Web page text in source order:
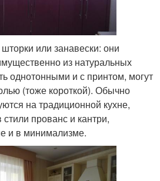
или занавески: они
из натуральных
однотонными и с принтом, могут
(тоже короткой). Обычно
на традиционной кухне,
прованс и кантри,
и в минимализме.